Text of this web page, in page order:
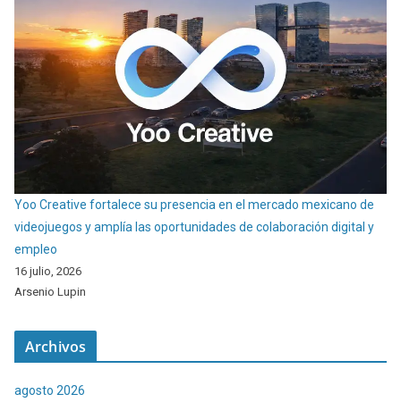
Yoo Creative fortalece su presencia en el mercado mexicano de
videojuegos y amplía las oportunidades de colaboración digital y
empleo
16 julio, 2026
Arsenio Lupin
Archivos
agosto 2026